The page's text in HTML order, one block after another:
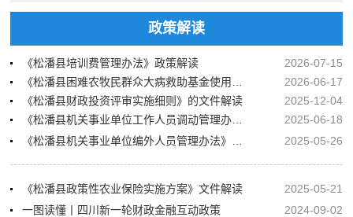
政策解读
《松潘县培训费管理办法》政策解读
2026-07-15
2026-06-17
《松潘县财政投资评审实施细则》的文件解读
2025-12-04
2025-06-18
2025-05-26
《松潘县政策性农业保险实施方案》文件解读
2025-05-21
一图读懂丨四川新一轮财政金融互动政策
2024-09-02